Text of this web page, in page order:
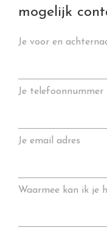
mogelijk
Je voor en
Je telefoonnummer
Je email adres
Waarmee kan ik je